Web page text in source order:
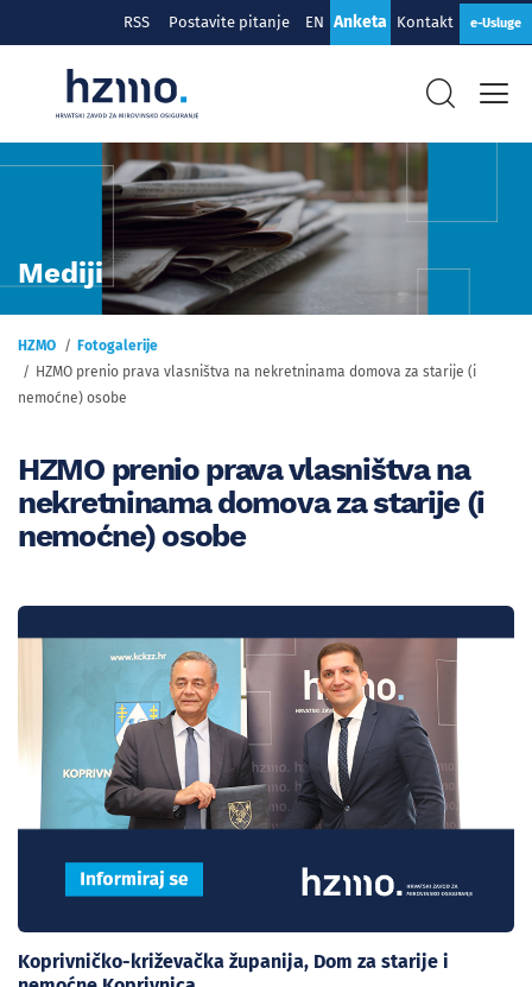
RSS Postavite pitanje EN Anketa Kontakt e-Usluge
Mediji
HZMO
Fotogalerije
HZMO prenio prava vlasništva na nekretninama domova za starije (i
nemoćne) osobe
HZMO prenio prava vlasništva na
nekretninama domova za starije (i
nemoćne) osobe
Koprivničko-križevačka županija, Dom za starije i